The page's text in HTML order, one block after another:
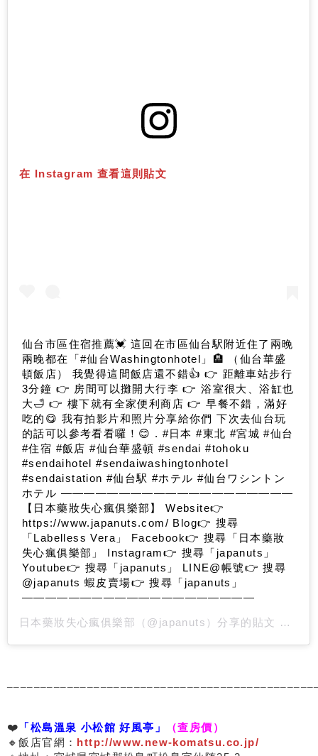
在 Instagram 查看這則貼文
仙台市區住宿推薦💓 這回在市區仙台駅附近住了兩晚
兩晚都在「#仙台Washingtonhotel」🏨 （仙台華盛
頓飯店） 我覺得這間飯店還不錯👍 👉 距離車站步行
3分鐘 👉 房間可以攤開大行李 👉 浴室很大、浴缸也
大🛁 👉 樓下就有全家便利商店 👉 早餐不錯，滿好
吃的😋 我有拍影片和照片分享給你們 下次去仙台玩
的話可以參考看看囉！😊 . #日本 #東北 #宮城 #仙台
#住宿 #飯店 #仙台華盛頓 #sendai #tohoku
#sendaihotel #sendaiwashingtonhotel
#sendaistation #仙台駅 #ホテル #仙台ワシントン
ホテル ————————————————————
【日本藥妝失心瘋俱樂部】 Website👉
https://www.japanuts.com/ Blog👉 搜尋
「Labelless Vera」 Facebook👉 搜尋「日本藥妝
失心瘋俱樂部」 Instagram👉 搜尋「japanuts」
Youtube👉 搜尋「japanuts」 LINE@帳號👉 搜尋
@japanuts 蝦皮賣場👉 搜尋「japanuts」
————————————————————
日本藥妝失心瘋俱樂部 （@japanuts）分享的貼文 於
❤️ 「松島溫泉 小松館 好風亭」
（查房價）
🔸飯店官網： http://www.new-komatsu.co.jp/